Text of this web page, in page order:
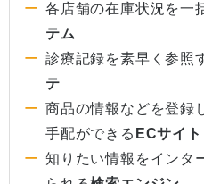
各店舗の在庫状況を一
テム
診療記録を素早く参照
テ
商品の情報などを登録
手配ができる ECサイト
知りたい情報をインタ